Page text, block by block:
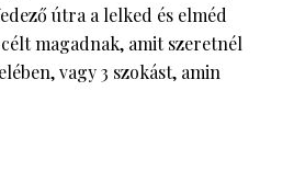
útra a lelked és elméd
magadnak, amit szeretnél
vagy 3 szokást, amin